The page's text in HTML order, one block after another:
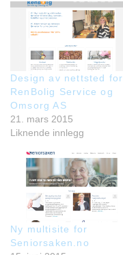
Design av nettsted for
RenBolig Service og
Omsorg AS
21. mars 2015
Liknende innlegg
Ny multisite for
Seniorsaken.no